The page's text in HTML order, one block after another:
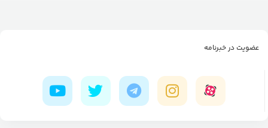
عضویت در خبرنامه